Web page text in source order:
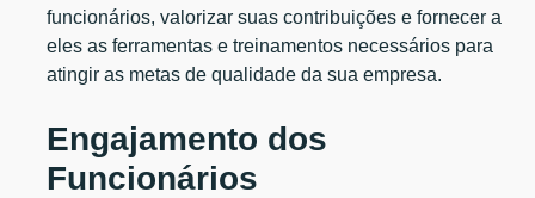
funcionários, valorizar suas contribuições e fornecer a
eles as ferramentas e treinamentos necessários para
atingir as metas de qualidade da sua empresa.
Engajamento dos
Funcionários